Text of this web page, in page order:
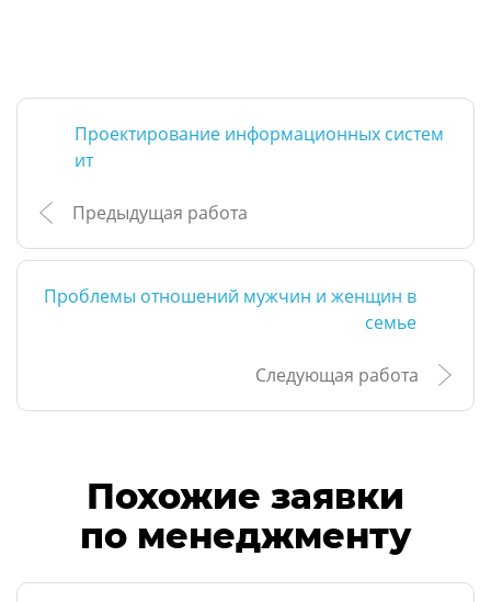
Проектирование информационных систем
ит
Предыдущая работа
Проблемы отношений мужчин и женщин в
семье
Следующая работа
Похожие заявки
по менеджменту